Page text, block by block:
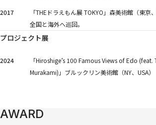
2017
「THEドラえもん展 TOKYO」森美術館（東京
全国と海外へ巡回。
プロジェクト展
2024
「Hiroshige’s 100 Famous Views of Edo (feat.
Murakami)」ブルックリン美術館（NY、USA）
AWARD